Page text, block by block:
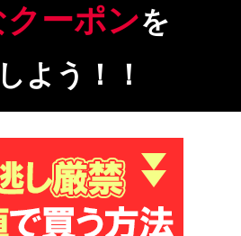
ーポンを
よう！！